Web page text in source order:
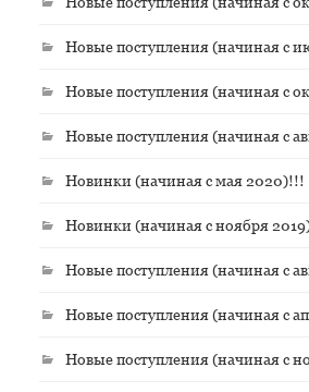
Новые поступления (начиная с
Новые поступления (начиная с
Новые поступления (начиная с
Новинки (начиная с мая 2020)!!!
Новинки (начиная с ноября
Новые поступления (начиная с
Новые поступления (начиная с
Новые поступления (начиная с